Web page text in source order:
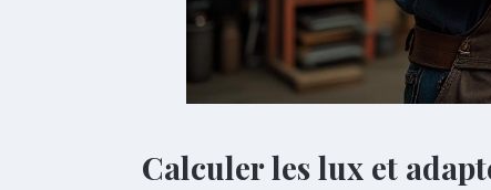
Calculer les lux et